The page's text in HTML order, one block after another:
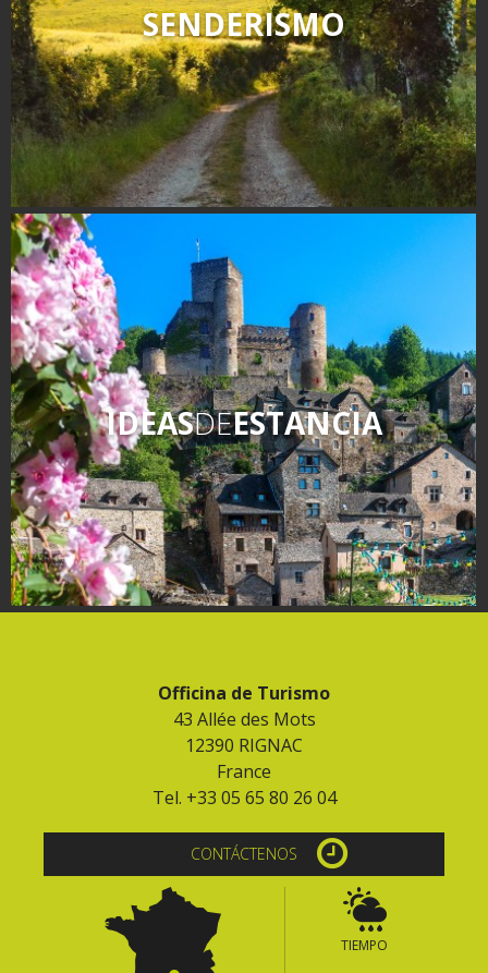
SENDERISMO
IDEASDEESTANCIA
Officina de Turismo
43 Allée des Mots
12390 RIGNAC
France
Tel. +33 05 65 80 26 04
CONTÁCTENOS
TIEMPO